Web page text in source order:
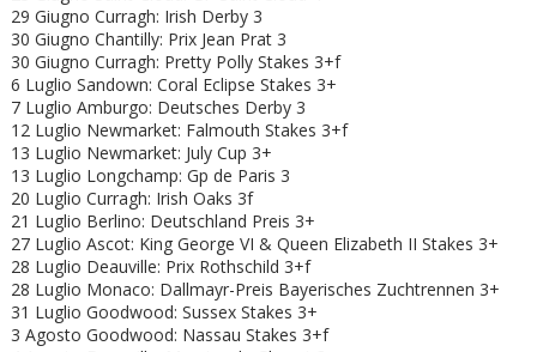
29 Giugno Curragh: Irish Derby 3
30 Giugno Chantilly: Prix Jean Prat 3
30 Giugno Curragh: Pretty Polly Stakes 3+f
6 Luglio Sandown: Coral Eclipse Stakes 3+
7 Luglio Amburgo: Deutsches Derby 3
12 Luglio Newmarket: Falmouth Stakes 3+f
13 Luglio Newmarket: July Cup 3+
13 Luglio Longchamp: Gp de Paris 3
20 Luglio Curragh: Irish Oaks 3f
21 Luglio Berlino: Deutschland Preis 3+
27 Luglio Ascot: King George VI & Queen Elizabeth II Stakes 3+
28 Luglio Deauville: Prix Rothschild 3+f
28 Luglio Monaco: Dallmayr-Preis Bayerisches Zuchtrennen 3+
31 Luglio Goodwood: Sussex Stakes 3+
3 Agosto Goodwood: Nassau Stakes 3+f